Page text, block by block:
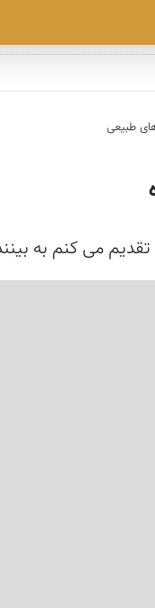
طبیعی
می کنم به